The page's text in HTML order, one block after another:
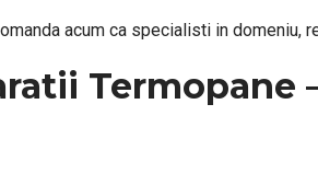
acum ca specialisti in
Termopane